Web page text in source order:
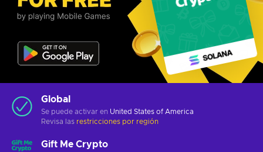
Global
Se puede activar en United States of America
Revisa las restricciones por región
Gift Me Crypto